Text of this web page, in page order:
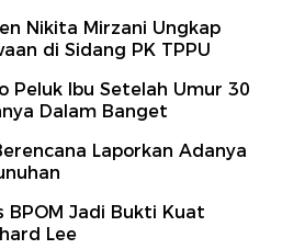
Nikita Mirzani Ungkap
di Sidang PK TPPU
Peluk Ibu Setelah Umur 30
Dalam Banget
Laporkan Adanya
BPOM Jadi Bukti Kuat
Lee